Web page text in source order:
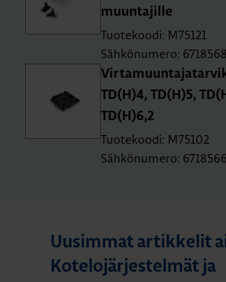
muun­ta­jil­le
Tuotekoodi: M75121
Sähkönumero: 6718568
TD(H)4, TD(H)5,
TD(H)6,2
Tuotekoodi: M75102
Sähkönumero: 6718566
Uusimmat artikkelit
Kotelojärjestelmät ja